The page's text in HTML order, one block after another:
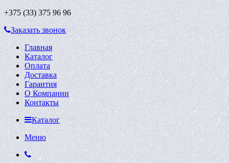
+375 (33)375 96 96
Заказать звонок
Главная
Каталог
Оплата
Доставка
Гарантия
О Компании
Контакты
Каталог
Меню